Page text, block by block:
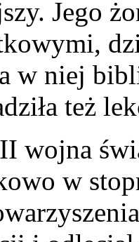
Jego
w niej
też
wojna
w